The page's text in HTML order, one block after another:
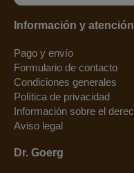
Información y
Pago y envío
Formulario de contacto
Condiciones generales
Política de privacidad
Información sobre el
Aviso legal
Dr. Goerg